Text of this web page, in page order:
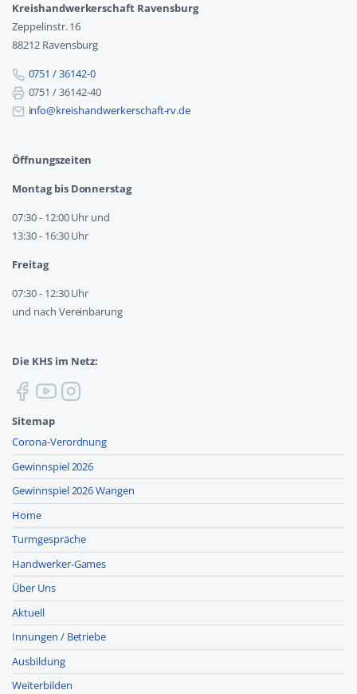
Kreishandwerkerschaft Ravensburg
Zeppelinstr. 16
88212 Ravensburg
0751 / 36142-0
0751 / 36142-40
info@kreishandwerkerschaft-rv.de
Öffnungszeiten
Montag bis Donnerstag
07:30 - 12:00 Uhr und
13:30 - 16:30 Uhr
Freitag
07:30 - 12:30 Uhr
und nach Vereinbarung
Die KHS im Netz:
Sitemap
Corona-Verordnung
Gewinnspiel 2026
Gewinnspiel 2026 Wangen
Home
Turmgespräche
Handwerker-Games
Über Uns
Aktuell
Innungen / Betriebe
Ausbildung
Weiterbilden